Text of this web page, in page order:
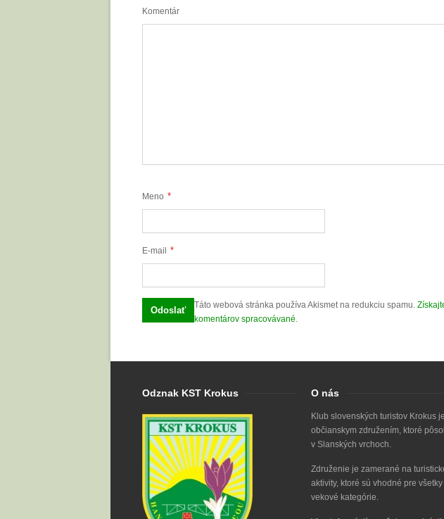
Komentár
Meno *
E-mail *
Táto webová stránka používa Akismet na redukciu spamu.
komentárov spracovávané.
Odznak KST Krokus O nás
Klub slovenských turistov Krokus je
občianskym združením, ktoré
v Slanských vrchoch.
Združenie je zamerané na
aktivity, ktoré sú vhodné pre všetky
vekové kategórie.